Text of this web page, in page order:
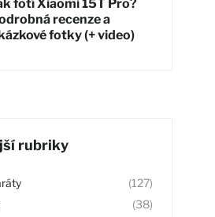
fotí Xiaomi 15T Pro?
recenze a
fotky (+ video)
rubriky
(127)
(38)